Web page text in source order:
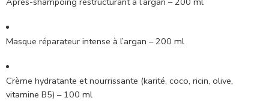
Masque réparateur intense à l’argan – 200 ml
Crème hydratante et nourrissante (karité, coco, ricin, olive,
vitamine B5) – 100 ml